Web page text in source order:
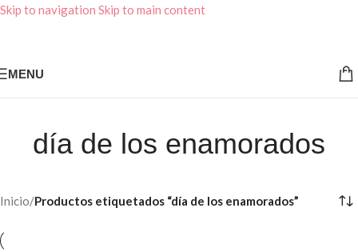
Skip to navigation Skip to main content
MENU
día de los enamorados
Inicio/Productos etiquetados “día de los enamorados”